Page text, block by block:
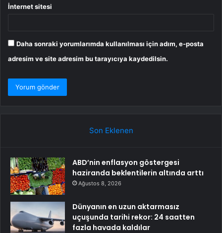
İnternet sitesi
Daha sonraki yorumlarımda kullanılması için adım, e-posta
adresim ve site adresim bu tarayıcıya kaydedilsin.
Son Eklenen
ABD’nin enflasyon göstergesi
haziranda beklentilerin altında arttı
Ağustos 8, 2026
Dünyanın en uzun aktarmasız
uçuşunda tarihi rekor: 24 saatten
fazla havada kaldılar